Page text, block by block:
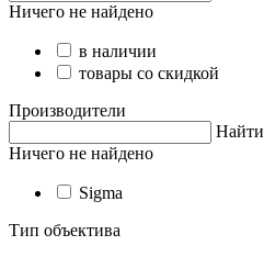
Ничего не найдено
в наличии
товары со скидкой
Производители
Найти
Ничего не найдено
Sigma
Тип объектива